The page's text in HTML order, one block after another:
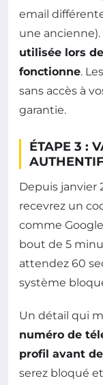
email
une
utilisée lors
fonctionne.
sans accès à
garantie.
ÉTAPE 3 :
Depuis janvier
recevrez un
comme
bout de 5
attendez 60
système
Un détail qui
numéro de
profil avant
serez bloqué